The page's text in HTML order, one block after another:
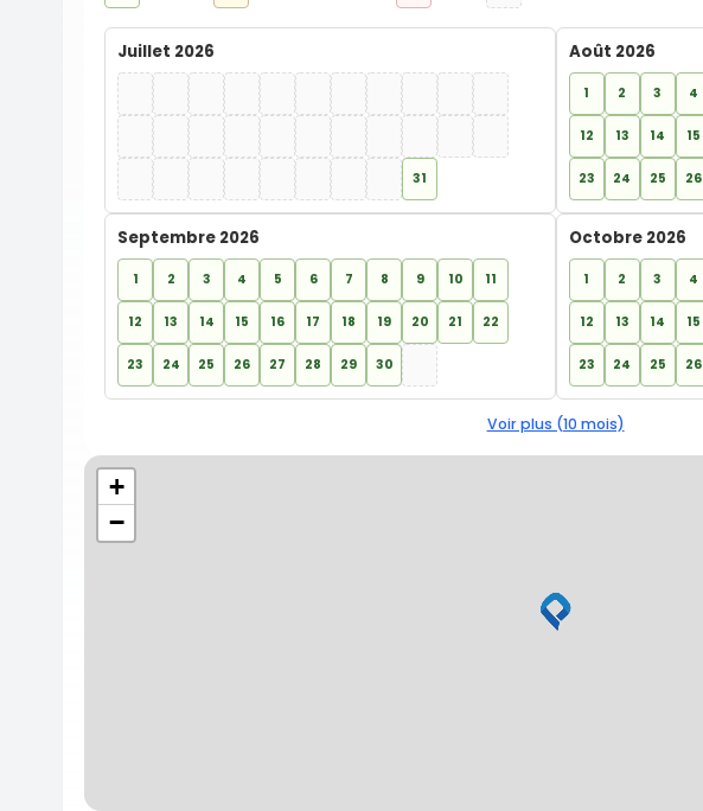
Juillet 2026
31
Août 2026
1 2 3 4
12 13 14 15
23 24 25 26
Septembre 2026
1 2 3 4 5 6 7 8 9 10 11
12 13 14 15 16 17 18 19 20 21 22
23 24 25 26 27 28 29 30
Octobre 2026
1 2 3 4
12 13 14 15
23 24 25 26
Voir plus (10 mois)
+
−